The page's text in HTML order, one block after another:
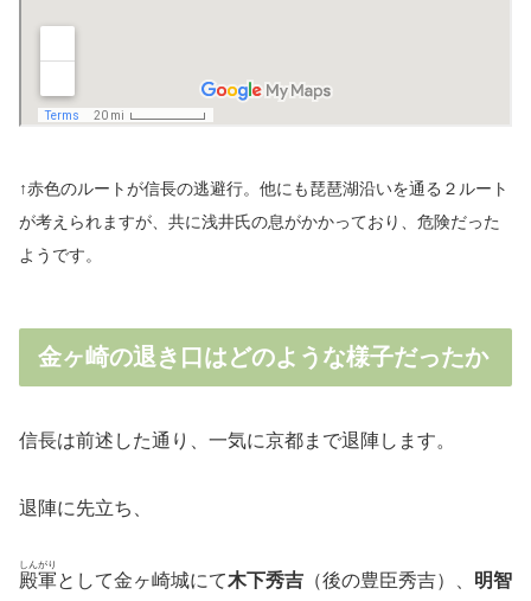
↑赤色のルートが信長の逃避行。他にも琵琶湖沿いを通る２ルート
が考えられますが、共に浅井氏の息がかかっており、危険だった
ようです。
金ヶ崎の退き口はどのような様子だったか
信長は前述した通り、一気に京都まで退陣します。
退陣に先立ち、
殿軍
しんがり
として金ヶ崎城にて木下秀吉 （後の豊臣秀吉）、 明智